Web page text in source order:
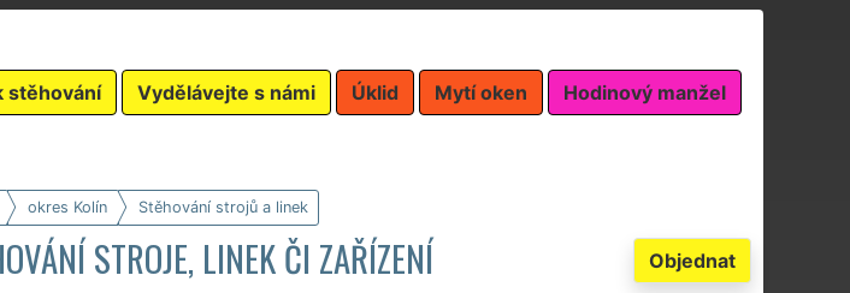
stěhování Vydělávejte s námi Úklid Mytí oken Hodinový manžel
okres Kolín Stěhování strojů a linek
Objednat
STROJE, LINEK ČI ZAŘÍZENÍ